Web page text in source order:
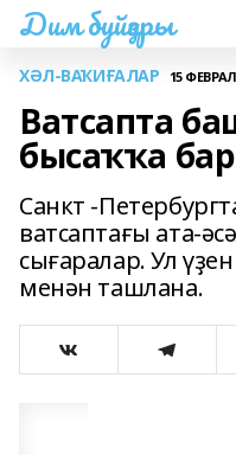
Дим буйҙары
ХӘЛ-ВАҠИҒАЛАР 15
Ватсапта
бысаҡҡа
Санкт -
ватсаптағы ата-
сығаралар. Ул
менән ташлана.